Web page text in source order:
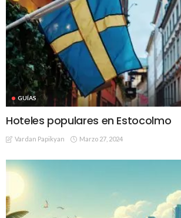
GUÍAS
Hoteles populares en Estocolmo
Vardan Papikyan Marzo 27, 2024